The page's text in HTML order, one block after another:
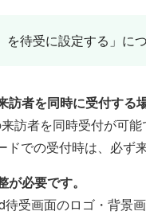
待受に設定する」につ
者を同時に受付する
訪者を同時受付が可能
での受付時は、必ず
必要です。
受画面のロゴ・背景